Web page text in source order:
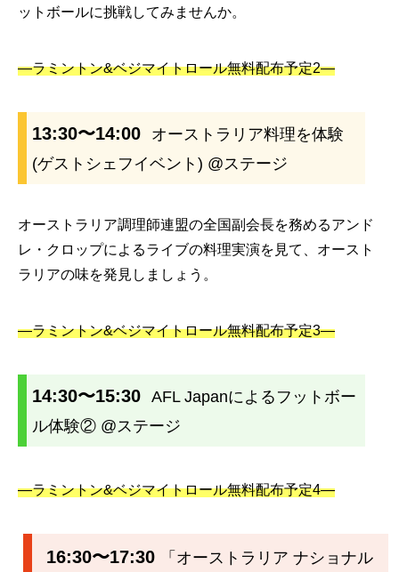
ットボールに挑戦してみませんか。
—ラミントン&ベジマイトロール無料配布予定2—
13:30〜14:00 オーストラリア料理を体験
(ゲストシェフイベント) @ステージ
オーストラリア調理師連盟の全国副会長を務めるアンド
レ・クロップによるライブの料理実演を見て、オースト
ラリアの味を発見しましょう。
—ラミントン&ベジマイトロール無料配布予定3—
14:30〜15:30AFL Japanによるフットボー
ル体験② @ステージ
—ラミントン&ベジマイトロール無料配布予定4—
16:30〜17:30
「オーストラリア ナショナル